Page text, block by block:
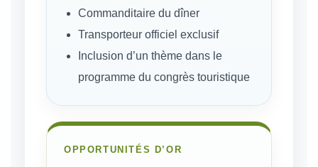
Commanditaire du dîner
Transporteur officiel exclusif
Inclusion d’un thème dans le
programme du congrès touristique
OPPORTUNITÉS D’OR